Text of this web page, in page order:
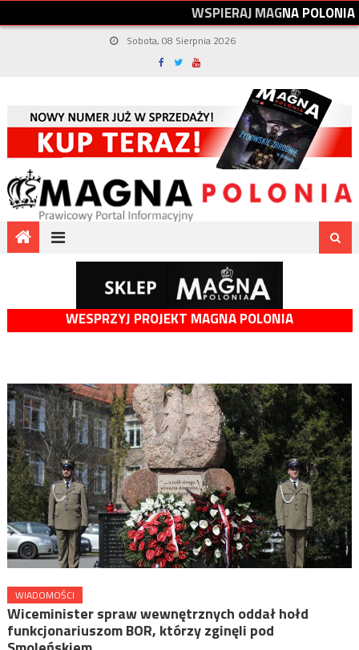
WSPIERAJMAGNAPOLONIA
Sobota, 08 Sierpnia 2026
WESPRZYJ PROJEKT MAGNA POLONIA
WIADOMOŚCI
Wiceminister spraw wewnętrznych oddał hołd
funkcjonariuszom BOR, którzy zginęli pod